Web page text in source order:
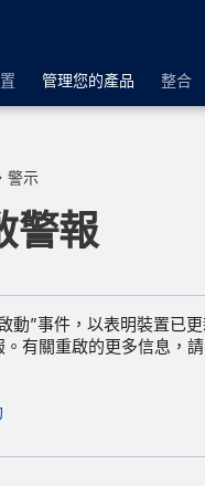
管理您的產品 整合
警示
警報
動”事件，以表明裝置已
有關重啟的更多信息，